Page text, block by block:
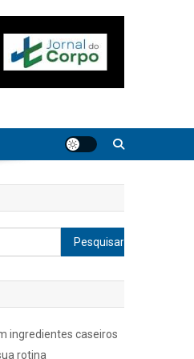
Pesquisar
por:
ingredientes caseiros
rotina